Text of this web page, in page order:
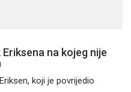
na kojeg nije
koji je povrijedio